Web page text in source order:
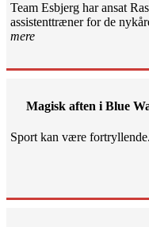
Team Esbjerg har ansat
assistenttræner for de
mere
Magisk aften i Blue
Sport kan være